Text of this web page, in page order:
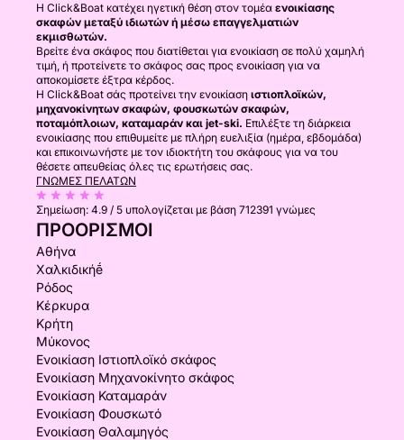
Η Click&Boat κατέχει ηγετική θέση στον τομέα ενοικίασης
σκαφών μεταξύ ιδιωτών ή μέσω επαγγελματιών
εκμισθωτών.
Βρείτε ένα σκάφος που διατίθεται για ενοικίαση σε πολύ χαμηλή
τιμή, ή προτείνετε το σκάφος σας προς ενοικίαση για να
αποκομίσετε έξτρα κέρδος.
Η Click&Boat σάς προτείνει την ενοικίαση ιστιοπλοϊκών,
μηχανοκίνητων σκαφών, φουσκωτών σκαφών,
ποταμόπλοιων, καταμαράν και jet-ski. Επιλέξτε τη διάρκεια
ενοικίασης που επιθυμείτε με πλήρη ευελιξία (ημέρα, εβδομάδα)
και επικοινωνήστε με τον ιδιοκτήτη του σκάφους για να του
θέσετε απευθείας όλες τις ερωτήσεις σας.
ΓΝΏΜΕΣ ΠΕΛΑΤΏΝ
Σημείωση: 4.9 / 5 υπολογίζεται με βάση 712391 γνώμες
ΠΡΟΟΡΙΣΜΟΊ
Αθήνα
Χαλκιδικήḗ
Ρόδος
Κέρκυρα
Κρήτη
Μύκονος
Ενοικίαση Ιστιοπλοϊκό σκάφος
Ενοικίαση Μηχανοκίνητο σκάφος
Ενοικίαση Καταμαράν
Ενοικίαση Φουσκωτό
Ενοικίαση Θαλαμηγός